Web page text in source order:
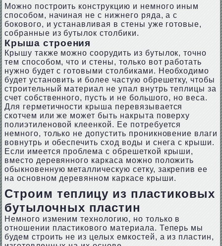
Можно построить конструкцию и немного иным
способом, начиная не с нижнего ряда, а с
бокового, и устанавливая в стены уже готовые,
собранные из бутылок столбики.
Крыша строения
Крышу также можно соорудить из бутылок, точно
тем способом, что и стены, только вот работать
нужно будет с готовыми столбиками. Необходимо
будет установить и более частую обрешетку, чтобы
строительный материал не упал внутрь теплицы за
счет собственного, пусть и не большого, но веса.
Для герметичности крыша перевязывается
скотчем или же может быть накрыта поверху
полиэтиленовой клеенкой. Ее потребуется
немного, только не допустить проникновение влаги
вовнутрь и обеспечить сход воды и снега с крыши.
Если имеется проблема с обрешеткой крыши,
вместо деревянного каркаса можно положить
обыкновенную металлическую сетку, закрепив ее
на основном деревянном каркасе крыши.
Строим теплицу из пластиковых
бутылочных пластин
Немного изменим технологию, но только в
отношении пластикового материала. Теперь мы
будем строить не из целых емкостей, а из пластин,